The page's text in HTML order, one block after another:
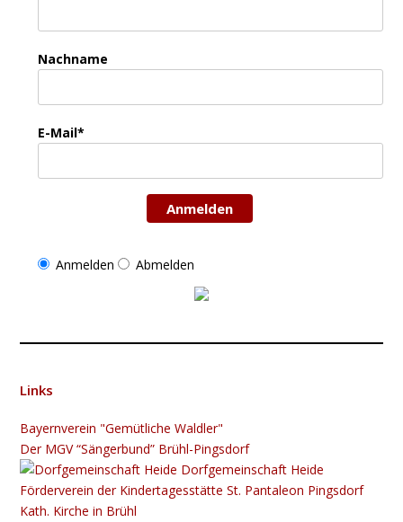
Nachname
E-Mail*
Anmelden
Anmelden Abmelden
Links
Bayernverein "Gemütliche Waldler"
Der MGV “Sängerbund” Brühl-Pingsdorf
Dorfgemeinschaft Heide
Förderverein der Kindertagesstätte St. Pantaleon Pingsdorf
Kath. Kirche in Brühl